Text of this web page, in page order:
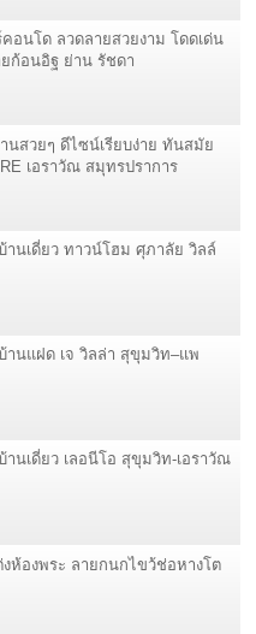
คอนโด ลวดลายสวยงาม โดดเด่น
ยก้อนอิฐ ย่าน รัชดา
นสวยๆ ดีไซน์เรียบง่าย ทันสมัย
เอราวัณ สมุทรปราการ
านเดี่ยว ทาวน์โฮม ศุภาลัย วิลล์
านแฝด เจ วิลล่า สุขุมวิท–แพ
านเดี่ยว เลอนีโอ สุขุมวิท-เอราวัณ
ห้องพระ ลายกนกไขว้ช่อหางโต